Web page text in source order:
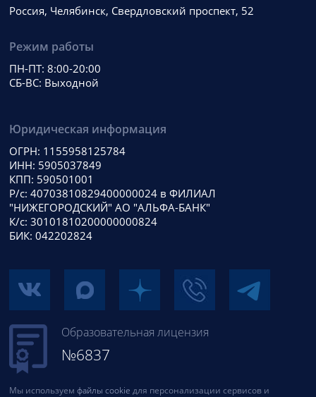
Россия, Челябинск, Свердловский проспект, 52
Режим работы
ПН-ПТ: 8:00-20:00
СБ-ВС: Выходной
Юридическая информация
ОГРН: 1155958125784
ИНН: 5905037849
КПП: 590501001
Р/с: 40703810829400000024 в ФИЛИАЛ
"НИЖЕГОРОДСКИЙ" АО "АЛЬФА-БАНК"
К/с: 30101810200000000824
БИК: 042202824
Образовательная лицензия
№6837
Мы используем файлы cookie для персонализации сервисов и